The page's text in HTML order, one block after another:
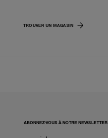
TROUVER UN MAGASIN
ABONNEZ-VOUS À NOTRE NEWSLETTER